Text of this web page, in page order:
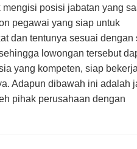
posisi jabatan yang
pegawai yang siap untuk
dan tentunya sesuai dengan
lowongan tersebut
yang kompeten, siap
Adapun dibawah ini adalah
pihak perusahaan dengan